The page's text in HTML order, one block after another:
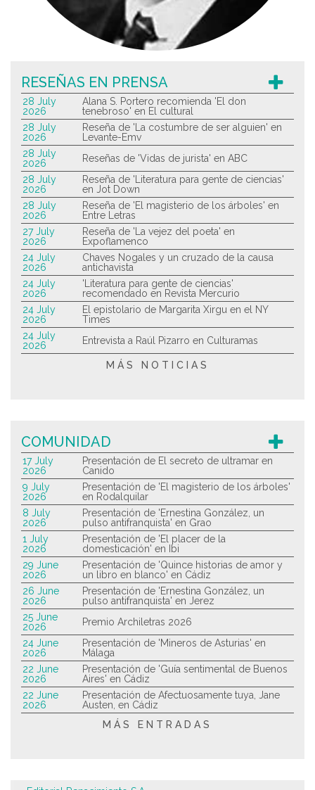
RESEÑAS EN PRENSA
28 July
2026
Alana S. Portero recomienda 'El don
tenebroso' en El cultural
28 July
2026
Reseña de 'La costumbre de ser alguien' en
Levante-Emv
28 July
2026
Reseñas de 'Vidas de jurista' en ABC
28 July
2026
Reseña de 'Literatura para gente de ciencias'
en Jot Down
28 July
2026
Reseña de 'El magisterio de los árboles' en
Entre Letras
27 July
2026
Reseña de 'La vejez del poeta' en
Expoflamenco
24 July
2026
Chaves Nogales y un cruzado de la causa
antichavista
24 July
2026
'Literatura para gente de ciencias'
recomendado en Revista Mercurio
24 July
2026
El epistolario de Margarita Xirgu en el NY
Times
24 July
2026
Entrevista a Raúl Pizarro en Culturamas
MÁS NOTICIAS
COMUNIDAD
17 July
2026
Presentación de El secreto de ultramar en
Canido
9 July
2026
Presentación de 'El magisterio de los árboles'
en Rodalquilar
8 July
2026
Presentación de 'Ernestina González, un
pulso antifranquista' en Grao
1 July
2026
Presentación de 'El placer de la
domesticación' en Ibi
29 June
2026
Presentación de 'Quince historias de amor y
un libro en blanco' en Cádiz
26 June
2026
Presentación de 'Ernestina González, un
pulso antifranquista' en Jerez
25 June
2026
Premio Archiletras 2026
24 June
2026
Presentación de 'Mineros de Asturias' en
Málaga
22 June
2026
Presentación de 'Guía sentimental de Buenos
Aires' en Cádiz
22 June
2026
Presentación de Afectuosamente tuya, Jane
Austen, en Cádiz
MÁS ENTRADAS